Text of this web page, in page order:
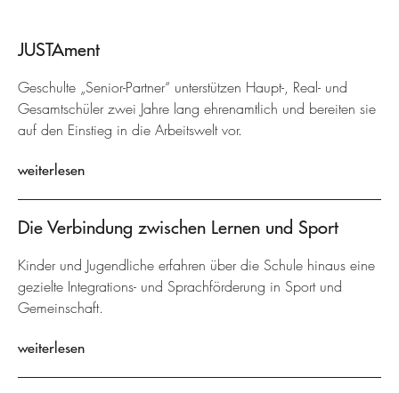
JUSTAment
Geschulte „Senior-Partner“ unterstützen Haupt-, Real- und
Gesamtschüler zwei Jahre lang ehrenamtlich und bereiten sie
auf den Einstieg in die Arbeitswelt vor.
weiterlesen
Die Verbindung zwischen Lernen und Sport
Kinder und Jugendliche erfahren über die Schule hinaus eine
gezielte Integrations- und Sprachförderung in Sport und
Gemeinschaft.
weiterlesen